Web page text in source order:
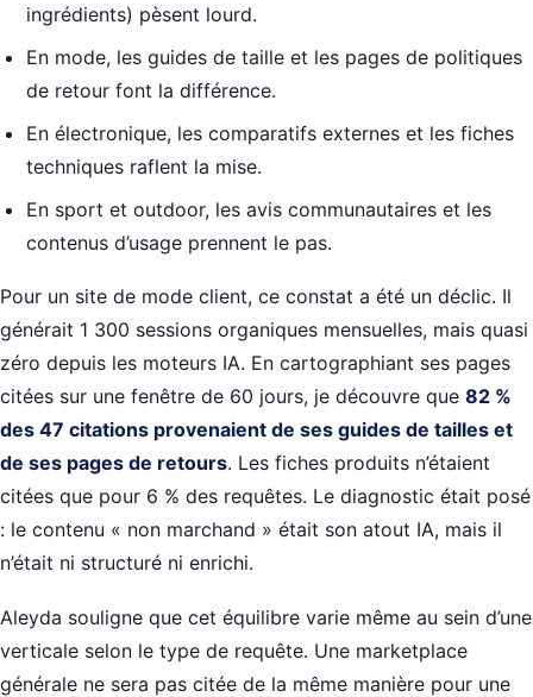
ingrédients) pèsent lourd.
En mode, les guides de taille et les pages de politiques
de retour font la différence.
En électronique, les comparatifs externes et les fiches
techniques raflent la mise.
En sport et outdoor, les avis communautaires et les
contenus d’usage prennent le pas.
Pour un site de mode client, ce constat a été un déclic. Il
générait 1 300 sessions organiques mensuelles, mais quasi
zéro depuis les moteurs IA. En cartographiant ses pages
citées sur une fenêtre de 60 jours, je découvre que 82 %
des 47 citations provenaient de ses guides de tailles et
de ses pages de retours. Les fiches produits n’étaient
citées que pour 6 % des requêtes. Le diagnostic était posé
: le contenu « non marchand » était son atout IA, mais il
n’était ni structuré ni enrichi.
Aleyda souligne que cet équilibre varie même au sein d’une
verticale selon le type de requête. Une marketplace
générale ne sera pas citée de la même manière pour une